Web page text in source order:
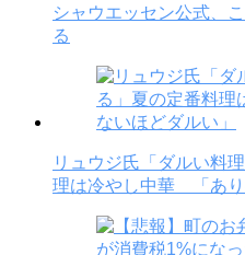
シャウエッセン公式、
る
リュウジ氏「ダルい料
理は冷やし中華 「あり